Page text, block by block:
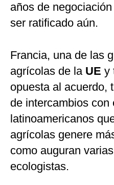
años de
ser ratificado aún.
Francia, una de las
agrícolas de la UE y
opuesta al acuerdo,
de intercambios con
latinoamericanos
agrícolas genere
como auguran
ecologistas.